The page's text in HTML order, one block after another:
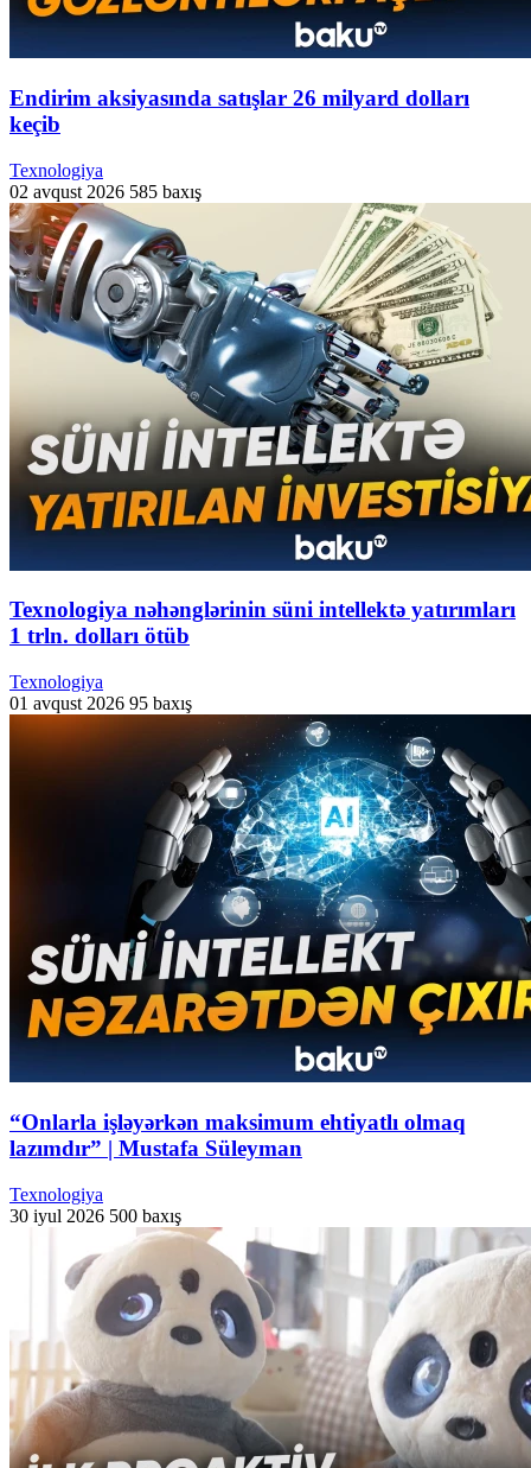
Endirim aksiyasında satışlar 26 milyard dolları
keçib
Texnologiya
02 avqust 2026 585 baxış
Texnologiya nəhənglərinin süni intellektə yatırımları
1 trln. dolları ötüb
Texnologiya
01 avqust 2026 95 baxış
“Onlarla işləyərkən maksimum ehtiyatlı olmaq
lazımdır” | Mustafa Süleyman
Texnologiya
30 iyul 2026 500 baxış